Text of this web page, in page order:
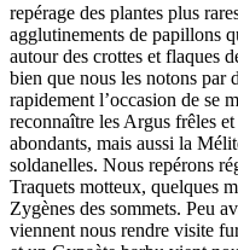
repérage des plantes plus
agglutinements de papillons
autour des crottes et flaques
bien que nous les notons par
rapidement l’occasion de se
reconnaître les Argus frêles
abondants, mais aussi la
soldanelles. Nous repérons
Traquets motteux, quelques
Zygènes des sommets. Peu
viennent nous rendre visite